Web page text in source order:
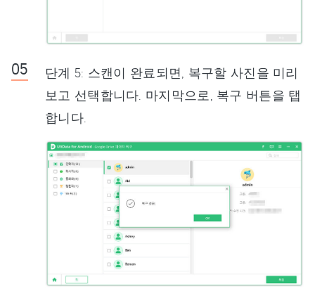
단계 5: 스캔이 완료되면, 복구할 사진을 미리
보고 선택합니다. 마지막으로, 복구 버튼을 탭
합니다.